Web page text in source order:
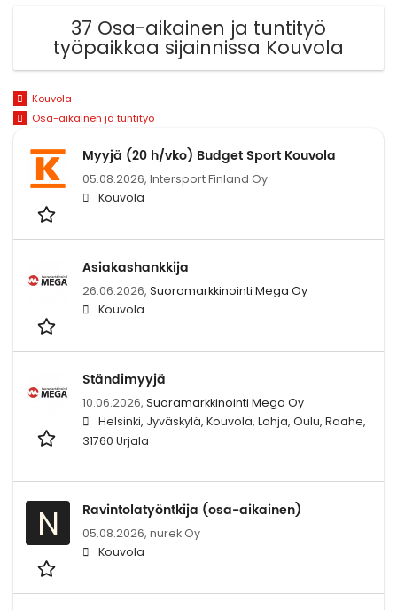
37 Osa-aikainen ja tuntityö
työpaikkaa sijainnissa Kouvola
Kouvola
Osa-aikainen ja tuntityö
Myyjä (20 h/vko) Budget Sport Kouvola
05.08.2026, Intersport Finland Oy
Kouvola
Asiakashankkija
26.06.2026, Suoramarkkinointi Mega Oy
Kouvola
Ständimyyjä
10.06.2026, Suoramarkkinointi Mega Oy
Helsinki, Jyväskylä, Kouvola, Lohja, Oulu, Raahe,
31760 Urjala
N Ravintolatyöntkija (osa-aikainen)
05.08.2026, nurek Oy
Kouvola